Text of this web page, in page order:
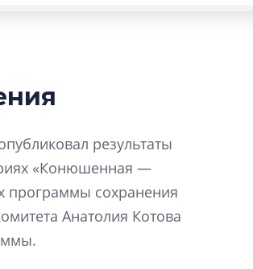
результаты
«Конюшенная —
программы сохранения
Анатолия Котова
визуальной чистоте»
Что важнее для
жилого проекта: эстетика,
функциональность или
экономика проекта,